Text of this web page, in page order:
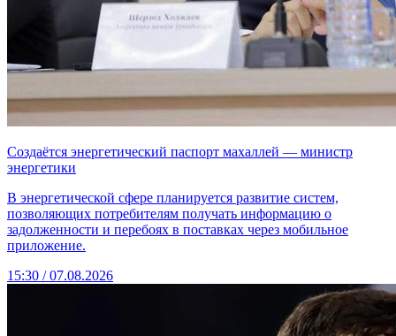
Создаётся энергетический паспорт махаллей — министр
энергетики
В энергетической сфере планируется развитие систем,
позволяющих потребителям получать информацию о
задолженности и перебоях в поставках через мобильное
приложение.
15:30 / 07.08.2026